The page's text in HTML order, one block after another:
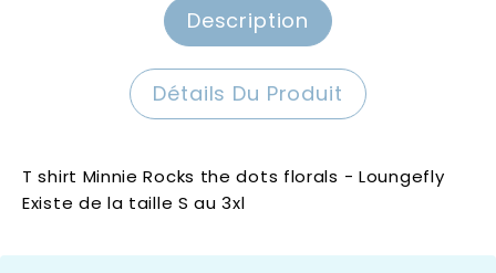
Description
Détails Du Produit
T shirt Minnie Rocks the dots florals - Loungefly
Existe de la taille S au 3xl